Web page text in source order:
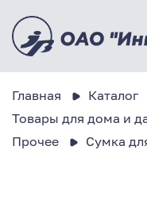
Главная
Каталог
Товары для дома и
Прочее
Сумка